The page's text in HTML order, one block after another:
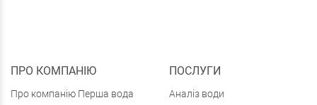
ПРО КОМПАНІЮ
Про компанію Перша вода
ПОСЛУГИ
Аналіз води